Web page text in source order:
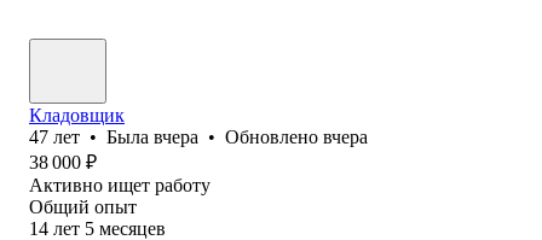
Кладовщик
47 лет • Была вчера • Обновлено вчера
38 000 ₽
Активно ищет работу
Общий опыт
14 лет 5 месяцев